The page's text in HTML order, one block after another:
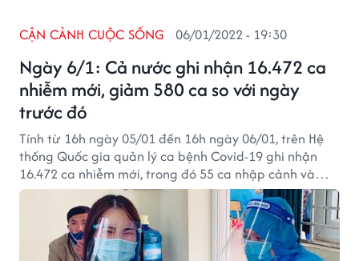
Ngày 6/1: Cả nước ghi nhận 16.472 ca
nhiễm mới, giảm 580 ca so với ngày
trước đó
CẬN CẢNH CUỘC SỐNG 06/01/2022 - 19:30
Tính từ 16h ngày 05/01 đến 16h ngày 06/01, trên Hệ
thống Quốc gia quản lý ca bệnh Covid-19 ghi nhận
16.472 ca nhiễm mới, trong đó 55 ca nhập cảnh và
16.417 ca ghi nhận trong nước (giảm 580 ca so với
ngày trước đó) tại 60 tỉnh, thành phố (có 10.555 ca
trong cộng đồng).